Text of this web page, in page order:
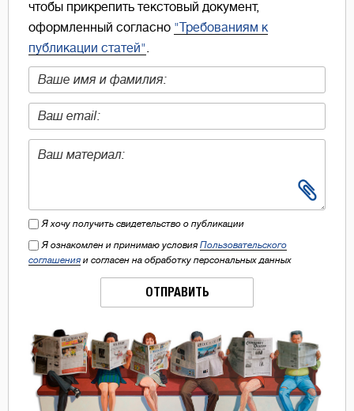
чтобы прикрепить текстовый документ,
оформленный согласно "Требованиям к
публикации статей".
Я хочу получить свидетельство о публикации
Я ознакомлен и принимаю условия Пользовательского
соглашения и согласен на обработку персональных данных
ОТПРАВИТЬ